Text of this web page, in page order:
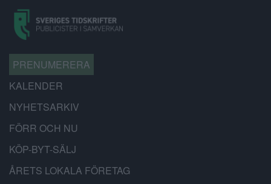
PRENUMERERA
KALENDER
NYHETSARKIV
FÖRR OCH NU
KÖP-BYT-SÄLJ
ÅRETS LOKALA FÖRETAG